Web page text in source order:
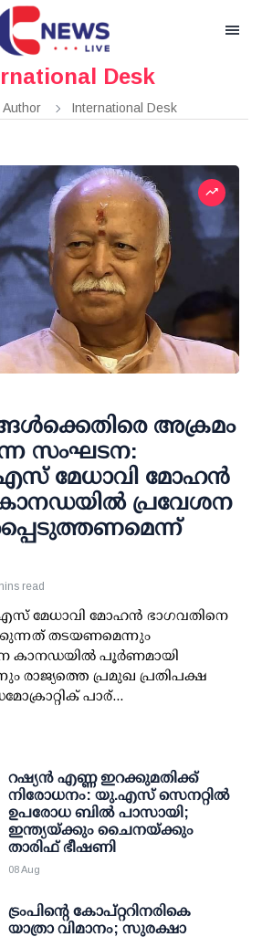
Desk
Author International Desk
അക്രമം
സംഘടന:
മേധാവി മോഹന്‍
പ്രവേശന
read
മേധാവി മോഹന്‍ ഭാഗവതിനെ
തടയണമെന്നും
പൂര്‍ണമായി
രാജ്യത്തെ പ്രമുഖ പ്രതിപക്ഷ
പാര്...
റഷ്യന്‍ എണ്ണ ഇറക്കുമതിക്ക്
നിരോധനം: യു.എസ് സെനറ്റില്‍
ഉപരോധ ബില്‍ പാസായി;
ഇന്ത്യയ്ക്കും ചൈനയ്ക്കും
താരിഫ് ഭീഷണി
08 Aug
ട്രംപിന്റെ കോപ്റ്ററിനരികെ
യാത്രാ വിമാനം; സുരക്ഷാ